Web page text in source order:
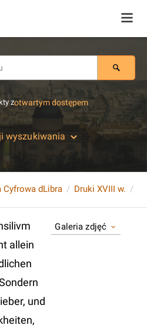
zotwartym dostępem
wyszukiwania
Cyfrowa dLibra Druki XVIII w.
allein
und
Galeria zdjęć